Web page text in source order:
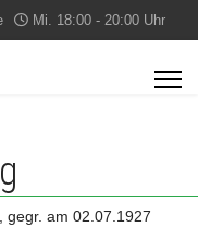
Mi. 18:00 - 20:00 Uhr
gegr. am 02.07.1927